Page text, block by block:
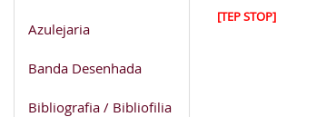
Azulejaria
Banda Desenhada
Bibliografia / Bibliofilia
[TEP STOP]